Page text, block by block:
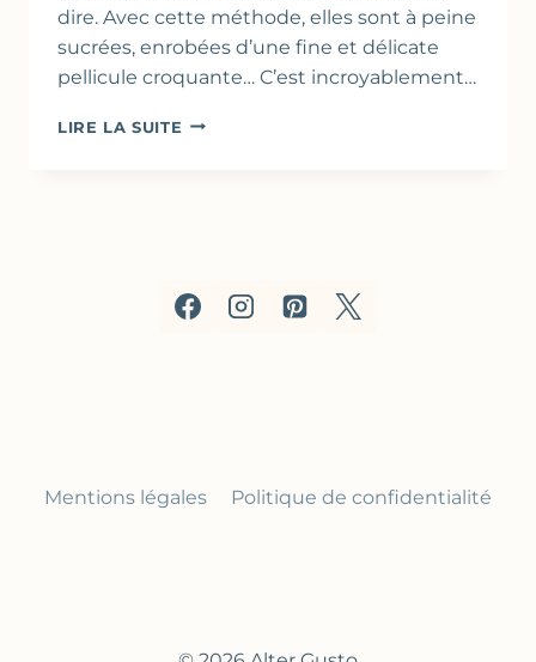
dire. Avec cette méthode, elles sont à peine
sucrées, enrobées d’une fine et délicate
pellicule croquante… C’est incroyablement…
LIRE LA SUITE AMANDES
Mentions légales Politique de confidentialité